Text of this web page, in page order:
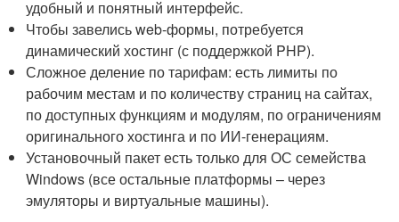
удобный и понятный интерфейс.
Чтобы завелись web-формы, потребуется
динамический хостинг (с поддержкой PHP).
Сложное деление по тарифам: есть лимиты по
рабочим местам и по количеству страниц на сайтах,
по доступных функциям и модулям, по ограничениям
оригинального хостинга и по ИИ-генерациям.
Установочный пакет есть только для ОС семейства
Windows (все остальные платформы – через
эмуляторы и виртуальные машины).